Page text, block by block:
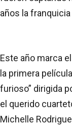
años la
Este año marca
la primera
furioso” dirigida
el querido
Michelle